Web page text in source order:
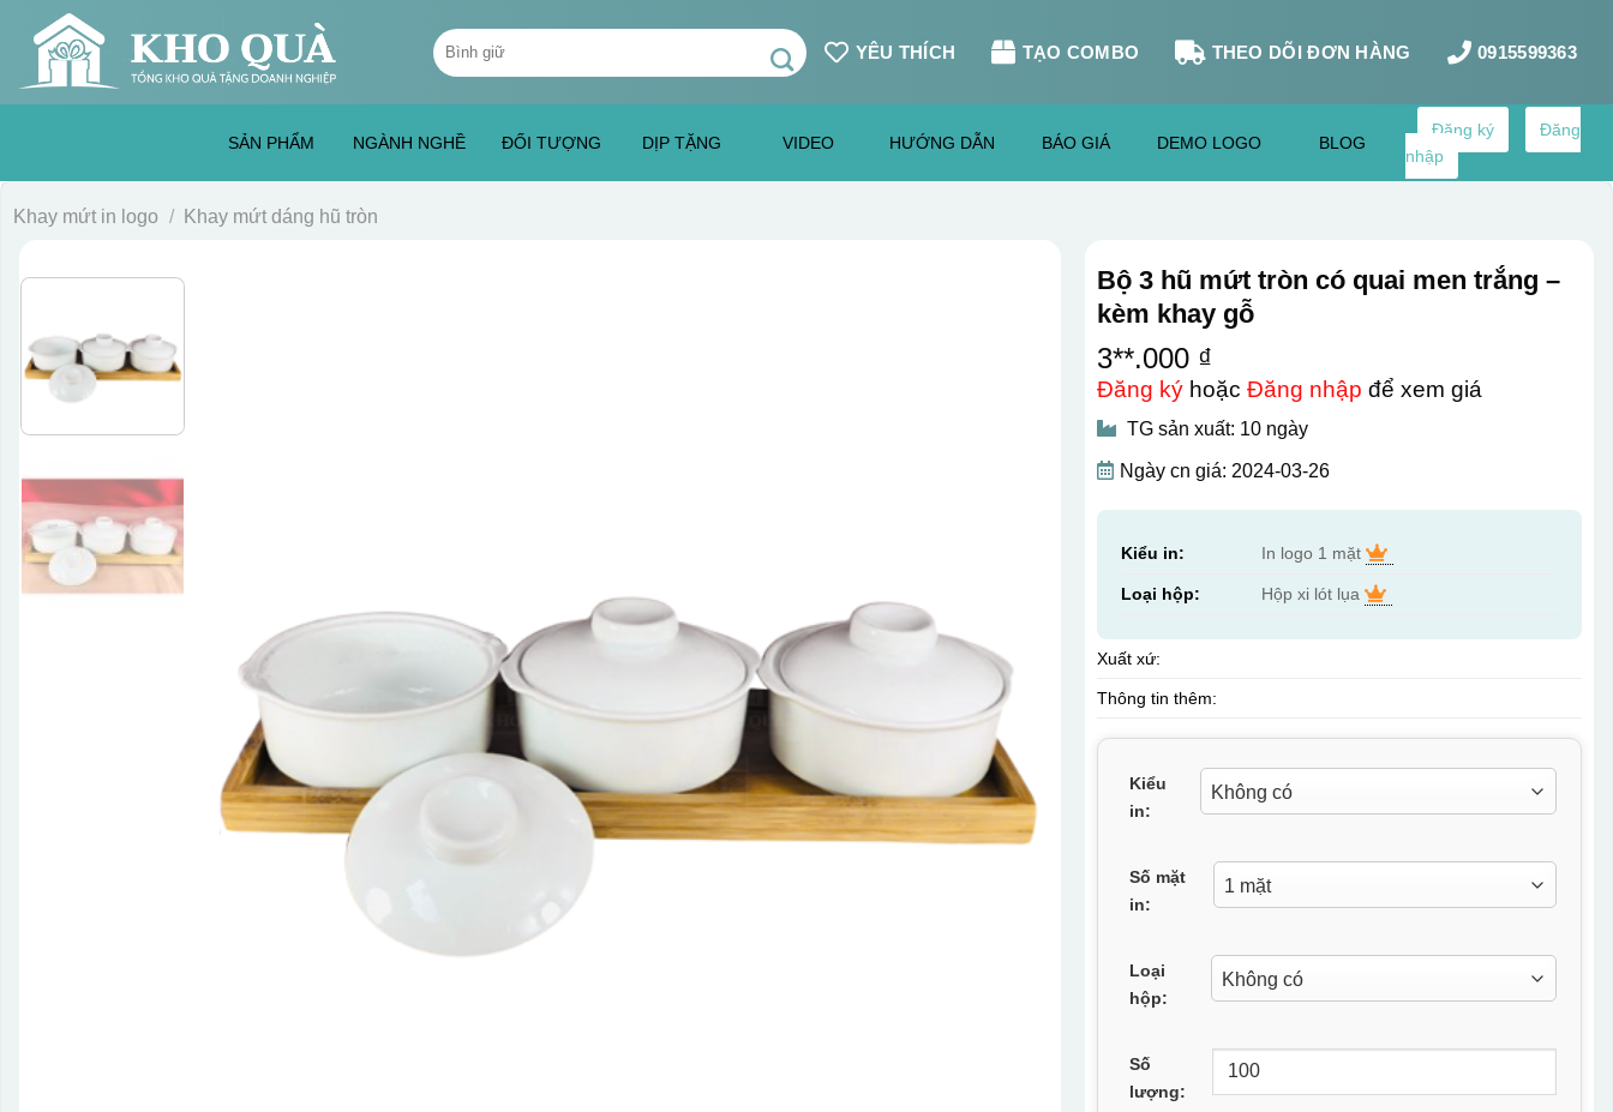
content
Tìm
kiếm:
YÊU THÍCH TẠO COMBO THEO DÕI ĐƠN HÀNG 0915599363
SẢN PHẨM NGÀNH NGHỀ ĐỐI TƯỢNG DỊP TẶNG VIDEO HƯỚNG DẪN BÁO GIÁ DEMO LOGO BLOG
Đăng ký
Đăng
nhập
Khay mứt in logo / Khay mứt dáng hũ tròn
Bộ 3 hũ mứt tròn có quai men trắng –
kèm khay gỗ
3**.000 ₫
Đăng kýhoặc Đăng nhập để xem giá
TG sản xuất: 10 ngày
Ngày cn giá: 2024-03-26
Kiểu in: In logo 1 mặt
Loại hộp: Hộp xi lót lụa
Xuất xứ:
Thông tin thêm:
Kiểu
in:
Số mặt
in:
Loại
hộp:
Số
lượng: